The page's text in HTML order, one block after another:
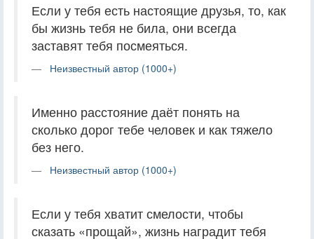
Если у тебя есть настоящие друзья, то, как
бы жизнь тебя не била, они всегда
заставят тебя посмеяться.
Неизвестный автор (1000+)
Именно расстояние даёт понять на
сколько дорог тебе человек и как тяжело
без него.
Неизвестный автор (1000+)
Если у тебя хватит смелости, чтобы
сказать «прощай», жизнь наградит тебя